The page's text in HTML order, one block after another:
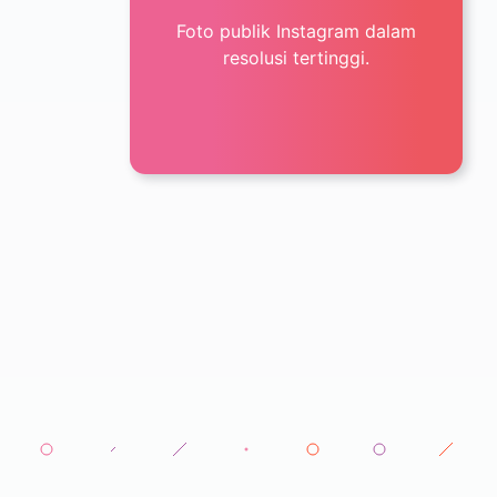
Foto publik Instagram dalam
resolusi tertinggi.